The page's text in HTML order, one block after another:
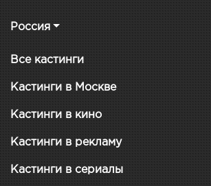
Россия
Все кастинги
Кастинги в Москве
Кастинги в кино
Кастинги в рекламу
Кастинги в сериалы